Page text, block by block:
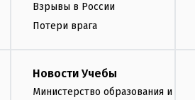
Взрывы в России
Потери врага
Новости Учебы
Министерство образования и